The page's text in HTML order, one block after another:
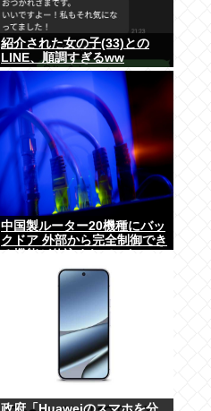
紹介された女の子(33)との
LINE、順調すぎるww
中国製ルーター20機種にバッ
クドア 外部から完全制御でき